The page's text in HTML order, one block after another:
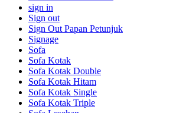
sign in
Sign out
Sign Out Papan Petunjuk
Signage
Sofa
Sofa Kotak
Sofa Kotak Double
Sofa Kotak Hitam
Sofa Kotak Single
Sofa Kotak Triple